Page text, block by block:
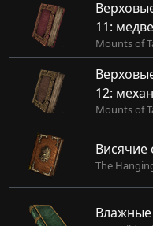
11:
Mounts of
12:
Mounts of
Висячие
The